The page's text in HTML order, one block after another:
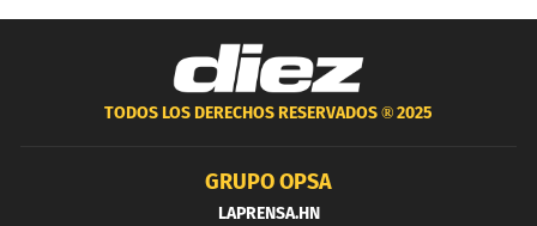
TODOS LOS DERECHOS RESERVADOS ®2025
GRUPO OPSA
LAPRENSA.HN